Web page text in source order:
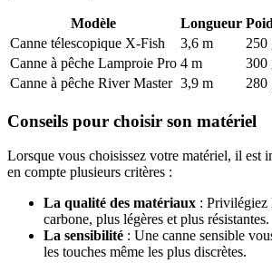
Modèle Longueur
Canne télescopique X-Fish
3,6 m 250
Canne à pêche Lamproie Pro 4 m 300
Canne à pêche River Master 3,9 m 280
Conseils pour choisir son matériel
Lorsque vous choisissez votre matériel, il est
en compte plusieurs critères :
La qualité des matériaux : Privilégiez
carbone, plus légères et plus résistantes.
La sensibilité : Une canne sensible
les touches même les plus discrètes.